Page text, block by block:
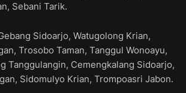
Sebani Tarik.
Sidoarjo, Watugolong Krian,
Trosobo Taman, Tanggul Wonoayu,
Tanggulangin, Cemengkalang Sidoarjo,
Sidomulyo Krian, Trompoasri Jabon.